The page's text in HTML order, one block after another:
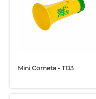
Mini Corneta - TD3